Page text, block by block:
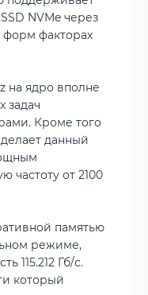
NVMe через
факторах
на ядро вполне
задач
Кроме того
данный
частоту от 2100
памятью
режиме,
115.212 Гб/с.
который